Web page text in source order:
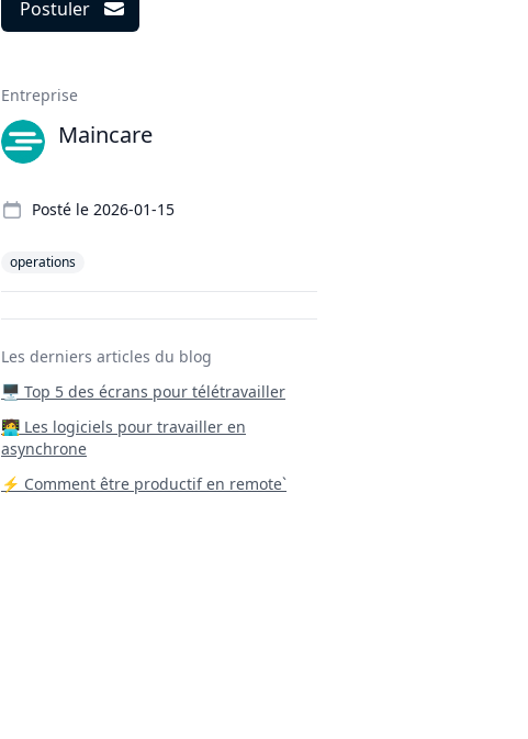
Postuler
Entreprise
Maincare
Posté le 2026-01-15
operations
Les derniers articles du blog
🖥️ Top 5 des écrans pour télétravailler
‍🧑‍💻 Les logiciels pour travailler en
asynchrone
⚡ Comment être productif en remote`